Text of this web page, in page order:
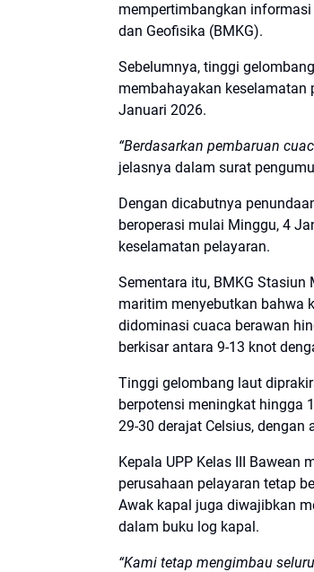
mempertimbangkan
dan Geofisika (BMKG).
Sebelumnya, tinggi
membahayakan keselamatan
Januari 2026.
“Berdasarkan pembaruan
jelasnya dalam surat
Dengan dicabutnya
beroperasi mulai Minggu, 4
keselamatan pelayaran.
Sementara itu, BMKG
maritim menyebutkan bahwa
didominasi cuaca berawan
berkisar antara 9-13 knot
Tinggi gelombang laut
berpotensi meningkat hingga
29-30 derajat Celsius, dengan
Kepala UPP Kelas III Bawean
perusahaan pelayaran tetap
Awak kapal juga diwajibkan
dalam buku log kapal.
“Kami tetap mengimbau